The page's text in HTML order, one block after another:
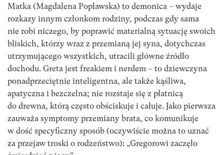
Matka (Magdalena Popławska) to demonica – wydaje
rozkazy innym członkom rodziny, podczas gdy sama
nie robi niczego, by poprawić materialną sytuację swoich
bliskich, którzy wraz z przemianą jej syna, dotychczas
utrzymującego wszystkich, utracili główne źródło
dochodu. Greta jest freakiem i nerdem – to dziewczyna
ponadprzeciętnie inteligentna, ale także kąśliwa,
apatyczna i bezczelna; nie rozstaje się z płatnicą
do drewna, którą często obściskuje i całuje. Jako pierwsza
zauważa symptomy przemiany brata, co komunikuje
w dość specyficzny sposób (oczywiście można to uznać
za przejaw troski o rodzeństwo): „Gregorowi zaczęło